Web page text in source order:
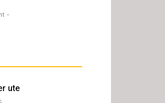
-
ute